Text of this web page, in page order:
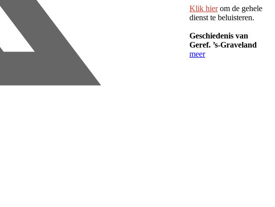
Klik hierom de gehele
dienst te beluisteren.
Geschiedenis van
Geref. ’s-Graveland
meer